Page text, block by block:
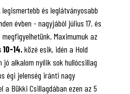
és leglátványosabb
évben - nagyjából július 17. és
Maximumuk az
14.közé esik, idén a Hold
alkalom nyílik sok hullócsillag
égi jelenség iránti nagy
a Bükki Csillagdában ezen az 5